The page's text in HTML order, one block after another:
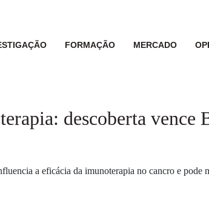
FORMAÇÃO MERCADO
descoberta
a eficácia da imunoterapia no cancro e pode